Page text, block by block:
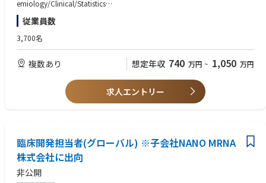
•Assess study design/target population/data source/data handling/anal
ytical method and give clear inputs from an epidemiological point of vie
w
•Oversee venders and manage timeline, quality of outputs, resource, & c
ost of their responsible researches
•Survey & assess the necessary information for database and recommen
•Develop AI use fit for purpose
•Implement AI (including Generative AI) to their work process not only for
emiology/Clinical/Statistics
•Manage, and/or lead group of members who are responsible for condu
cting clinical/epidemiologic research, analysis of data, reading of the da
ta for efficacy, safety, clinical effectiveness and epidemiological assessm
c features)*
*Mandatory only for those with pharmaceutical industry experience
•Make manuscript for their own specialized topics
＜歓迎 / Nice to have＞
(electronic health record) data for clinical /epidemiological research
•Using/applying bioinformatic methodologies to analyze medical data/
database/scientific research
従業員数
3,700名
複数あり 想定年収 740 万円 ~ 1,050 万円
求人エントリー
臨床開発担当者(グローバル) ※子会社NANO MRNA
株式会社に出向
非公開